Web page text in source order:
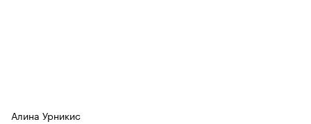
Алина Урникис